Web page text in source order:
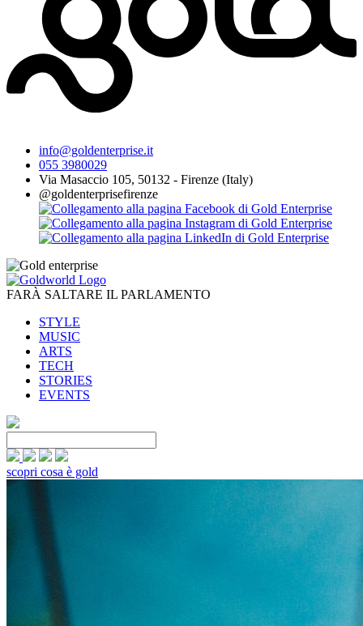
info@goldenterprise.it
055 3980029
Via Masaccio 105, 50132 - Firenze (Italy)
@goldenterprisefirenze
FARÀ SALTARE IL PARLAMENTO
STYLE
MUSIC
ARTS
TECH
STORIES
EVENTS
scopri cosa è gold